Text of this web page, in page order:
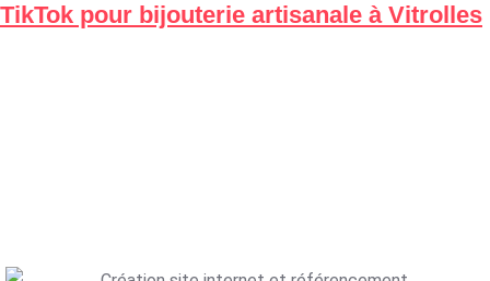
TikTok pour bijouterie artisanale à Vitrolles